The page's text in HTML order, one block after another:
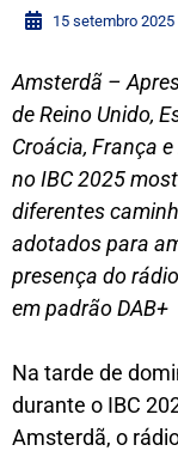
15 setembro 2025
Amsterdã –
de Reino Unido,
Croácia, França
no IBC 2025
diferentes
adotados para
presença do
em padrão DAB+
Na tarde de
durante o IBC
Amsterdã, o